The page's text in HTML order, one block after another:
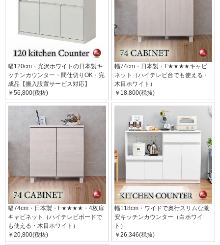
幅120cm・光沢ホワイトの日本製キ
ッチンカウンター・間仕切りOK・完
成品【搬入設置サービス対応】
￥56,800(税抜)
幅74cm・日本製・F★★★★キャビ
ネット（ハイテレビ台でも使える・
木目ホワイト）
￥18,800(税抜)
幅74cm・日本製・F★★★★・4枚扉
キャビネット（ハイテレビボードで
も使える・木目ホワイト）
￥20,800(税抜)
幅118cm・ワイドで奥行スリムな激
安キッチンカウンター（白ホワイ
ト）
￥26,346(税抜)